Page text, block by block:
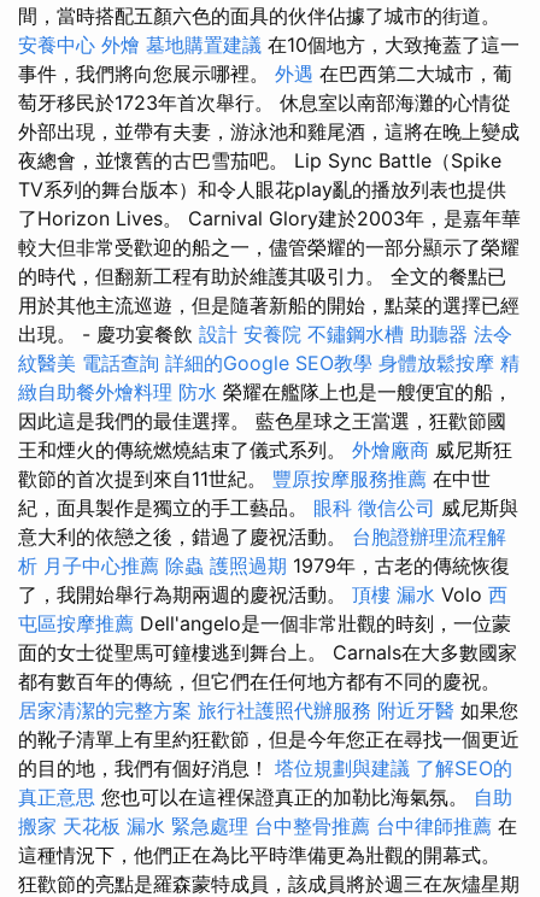
間，當時搭配五顏六色的面具的伙伴佔據了城市的街道。
安養中心 外燴 墓地購置建議 在10個地方，大致掩蓋了這一
事件，我們將向您展示哪裡。 外遇 在巴西第二大城市，葡
萄牙移民於1723年首次舉行。 休息室以南部海灘的心情從
外部出現，並帶有夫妻，游泳池和雞尾酒，這將在晚上變成
夜總會，並懷舊的古巴雪茄吧。 Lip Sync Battle（Spike
TV系列的舞台版本）和令人眼花play亂的播放列表也提供
了Horizo​​n Lives。 Carnival Glory建於2003年，是嘉年華
較大但非常受歡迎的船之一，儘管榮耀的一部分顯示了榮耀
的時代，但翻新工程有助於維護其吸引力。 全文的餐點已
用於其他主流巡遊，但是隨著新船的開始，點菜的選擇已經
出現。 - 慶功宴餐飲 設計 安養院 不鏽鋼水槽 助聽器 法令
紋醫美 電話查詢 詳細的Google SEO教學 身體放鬆按摩 精
緻自助餐外燴料理 防水 榮耀在艦隊上也是一艘便宜的船，
因此這是我們的最佳選擇。 藍色星球之王當選，狂歡節國
王和煙火的傳統燃燒結束了儀式系列。 外燴廠商 威尼斯狂
歡節的首次提到來自11世紀。 豐原按摩服務推薦 在中世
紀，面具製作是獨立的手工藝品。 眼科 徵信公司 威尼斯與
意大利的依戀之後，錯過了慶祝活動。 台胞證辦理流程解
析 月子中心推薦 除蟲 護照過期 1979年，古老的傳統恢復
了，我開始舉行為期兩週的慶祝活動。 頂樓 漏水 Volo 西
屯區按摩推薦 Dell'angelo是一個非常壯觀的時刻，一位蒙
面的女士從聖馬可鐘樓逃到舞台上。 Carnals在大多數國家
都有數百年的傳統，但它們在任何地方都有不同的慶祝。
居家清潔的完整方案 旅行社護照代辦服務 附近牙醫 如果您
的靴子清單上有里約狂歡節，但是今年您正在尋找一個更近
的目的地，我們有個好消息！ 塔位規劃與建議 了解SEO的
真正意思 您也可以在這裡保證真正的加勒比海氣氛。 自助
搬家 天花板 漏水 緊急處理 台中整骨推薦 台中律師推薦 在
這種情況下，他們正在為比平時準備更為壯觀的開幕式。
狂歡節的亮點是羅森蒙特成員，該成員將於週三在灰燼星期